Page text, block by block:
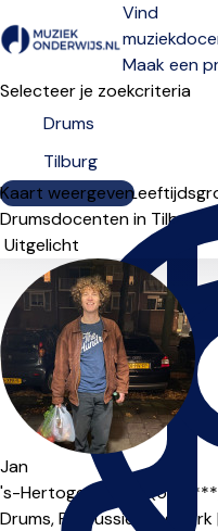
Open menu
Vind
Maak een
Selecteer je zoekcriteria
Kaart weergeven
LesdagenNiveau
Drumsdocenten in Tilburg
Sorteervolgorde
Jan
's-Hertogenbosch
Drums,Percussie, Slagwerk